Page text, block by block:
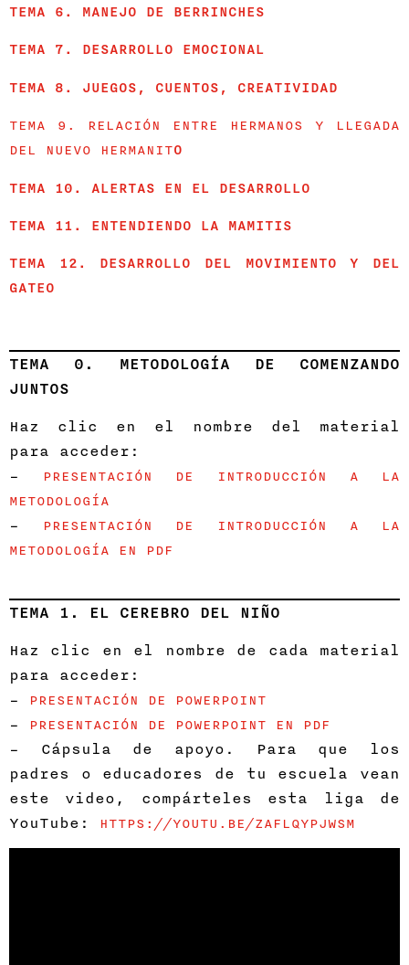
TEMA 6. MANEJO DE BERRINCHES
TEMA 7. DESARROLLO EMOCIONAL
TEMA 8. JUEGOS, CUENTOS, CREATIVIDAD
TEMA 9. RELACIÓN ENTRE HERMANOS Y LLEGADA
DEL NUEVO HERMANITO
TEMA 10. ALERTAS EN EL DESARROLLO
TEMA 11. ENTENDIENDO LA MAMITIS
TEMA 12. DESARROLLO DEL MOVIMIENTO Y DEL
GATEO
TEMA 0. METODOLOGÍA DE COMENZANDO
JUNTOS
Haz clic en el nombre del material
para acceder:
–
PRESENTACIÓN DE INTRODUCCIÓN A LA
METODOLOGÍA
–
PRESENTACIÓN DE INTRODUCCIÓN A LA
METODOLOGÍA EN PDF
TEMA 1. EL CEREBRO DEL NIÑO
Haz clic en el nombre de cada material
para acceder:
–
PRESENTACIÓN DE POWERPOINT
– PRESENTACIÓN DE POWERPOINT EN PDF
– Cápsula de apoyo. Para que los
padres o educadores de tu escuela vean
este video, compárteles esta liga de
YouTube:
HTTPS://YOUTU.BE/ZAFLQYPJWSM